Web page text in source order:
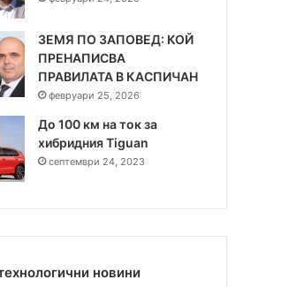
ЗЕМЯ ПО ЗАПОВЕД: КОЙ
ПРЕНАПИСВА
ПРАВИЛАТА В КАСПИЧАН
февруари 25, 2026
До 100 км на ток за
хибридния Tiguan
септември 24, 2023
новини